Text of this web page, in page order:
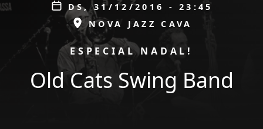
Data
DS, 31/12/2016 - 23:45
ESPAI
NOVA JAZZ CAVA
PROMOCIÓESPECIAL NADAL!
Old Cats Swing Band